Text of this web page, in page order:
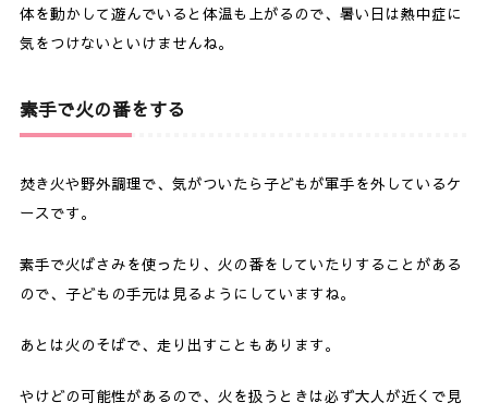
体を動かして遊んでいると体温も上がるので、暑い日は熱中症に
気をつけないといけませんね。
素手で火の番をする
焚き火や野外調理で、気がついたら子どもが軍手を外しているケ
ースです。
素手で火ばさみを使ったり、火の番をしていたりすることがある
ので、子どもの手元は見るようにしていますね。
あとは火のそばで、走り出すこともあります。
やけどの可能性があるので、火を扱うときは必ず大人が近くで見